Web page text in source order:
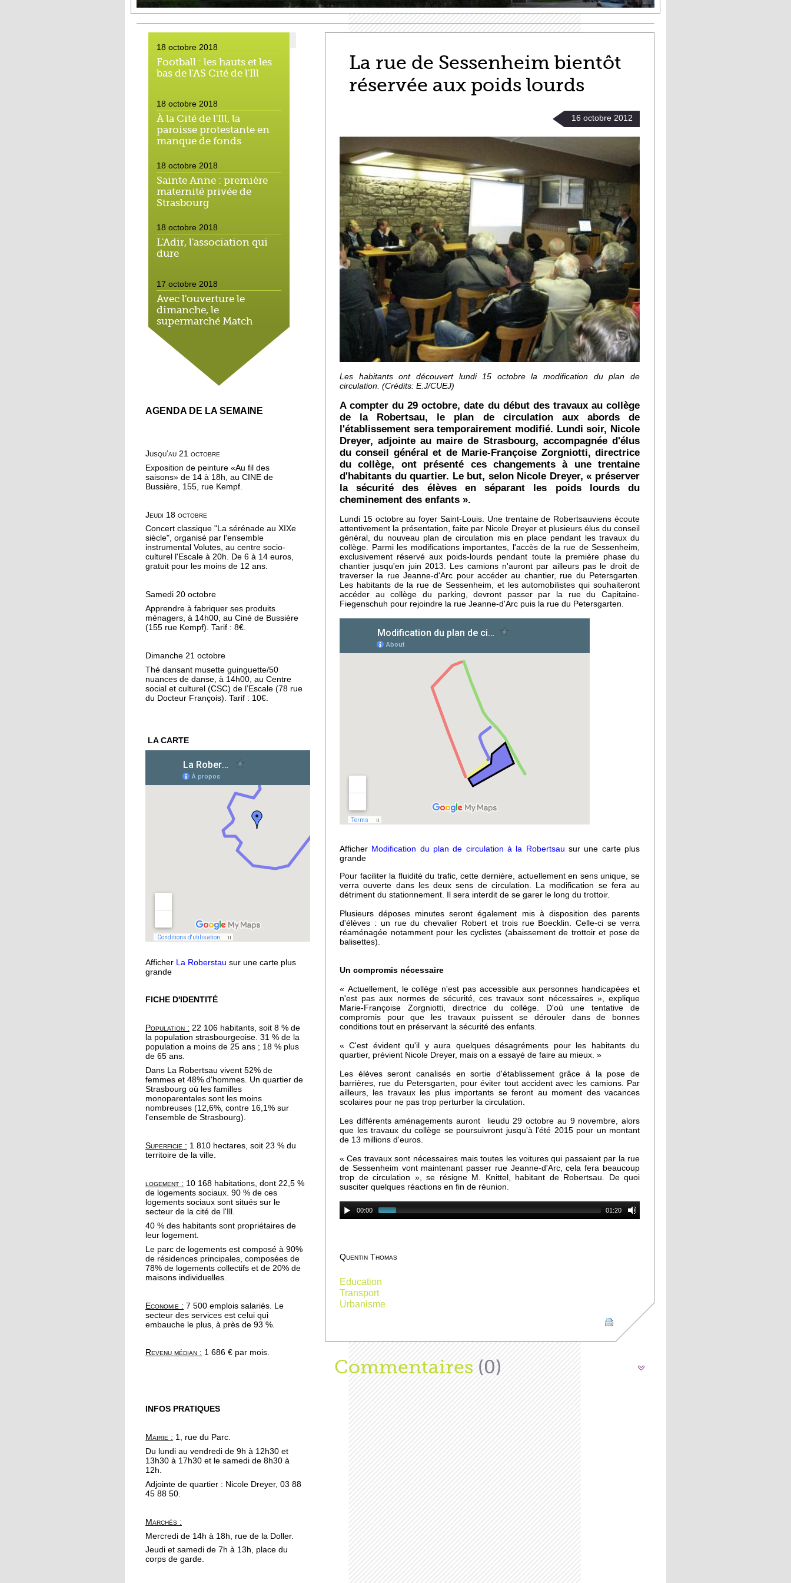
18 octobre 2018
Football : les hauts et les
bas de l'AS Cité de l'Ill
18 octobre 2018
À la Cité de l'Ill, la
paroisse protestante en
manque de fonds
18 octobre 2018
Sainte Anne : première
maternité privée de
Strasbourg
18 octobre 2018
L'Adir, l'association qui
dure
17 octobre 2018
Avec l'ouverture le
dimanche, le
supermarché Match
néglige le droit local
16 octobre 2018
On a testé pour vous : la
marche méditative dans
16 octobre 2018
Bouffée d'oxygène aux
Robertsau
16 octobre 2018
Conseil municipal : la
Cité de l'Ill et les quartiers
au coeur des débats
16 octobre 2018
La forêt de la Robertsau,
un écrin de biodiversité
15 octobre 2018
Végéman : le premier
kebab végan de
Strasbourg plébiscité
protection des animaux
15 octobre 2018
L'école Schwilgué en
Oser parler avec les
binettes", on nourrit le sol
sans produits chimiques
Initier les seniors aux
cosmétiques naturels
débarque à l'Escale
Le quartier reste une
valeur sûre pour les
promoteurs immobiliers
décline en peinture
19 octobre 2017
Le barrage de la
Robertsau sous bonne
garde
18 octobre 2017
" Y a pas d'âge pour le
yoga !"
Hapkido, l'autodéfense à
portée de main
17 octobre 2017
16 octobre 2017
commerces à la
Robertsau
13 octobre 2017
200 cyclistes manifestent
au pied du parlement
13 octobre 2017
Apéro Compost à l'Escale
: un deuxième rendez-
AGENDA DE LA SEMAINE
Jusqu’au 21 octobre
Exposition de peinture «Au fil des
saisons» de 14 à 18h, au CINE de
Bussière, 155, rue Kempf.
Jeudi 18 octobre
Concert classique "La sérénade au XIXe
siècle", organisé par l'ensemble
instrumental Volutes, au centre socio-
culturel l'Escale à 20h. De 6 à 14 euros,
gratuit pour les moins de 12 ans.
Samedi 20 octobre
Apprendre à fabriquer ses produits
ménagers, à 14h00, au Ciné de Bussière
(155 rue Kempf). Tarif : 8€.
Dimanche 21 octobre
Thé dansant musette guinguette/50
nuances de danse, à 14h00, au Centre
social et culturel (CSC) de l’Escale (78 rue
du Docteur François). Tarif : 10€.
LA CARTE
Afficher La Roberstau sur une carte plus
grande
FICHE D'IDENTITÉ
Population : 22 106 habitants, soit 8 % de
la population strasbourgeoise. 31 % de la
population a moins de 25 ans ; 18 % plus
de 65 ans.
Dans La Robertsau vivent 52% de
femmes et 48% d'hommes. Un quartier de
Strasbourg où les familles
monoparentales sont les moins
nombreuses (12,6%, contre 16,1% sur
l'ensemble de Strasbourg).
Superficie : 1 810 hectares, soit 23 % du
territoire de la ville.
logement : 10 168 habitations, dont 22,5 %
de logements sociaux. 90 % de ces
logements sociaux sont situés sur le
secteur de la cité de l'Ill.
40 % des habitants sont propriétaires de
leur logement.
Le parc de logements est composé à 90%
de résidences principales, composées de
78% de logements collectifs et de 20% de
maisons individuelles.
Economie : 7 500 emplois salariés. Le
secteur des services est celui qui
embauche le plus, à près de 93 %.
Revenu médian : 1 686 € par mois.
INFOS PRATIQUES
Mairie : 1, rue du Parc.
Du lundi au vendredi de 9h à 12h30 et
13h30 à 17h30 et le samedi de 8h30 à
12h.
Adjointe de quartier : Nicole Dreyer, 03 88
45 88 50.
Marchés :
Mercredi de 14h à 18h, rue de la Doller.
Jeudi et samedi de 7h à 13h, place du
corps de garde.
La rue de Sessenheim bientôt
réservée aux poids lourds
16 octobre 2012
Les habitants ont découvert lundi 15 octobre la modification du plan de
circulation. (Crédits: E.J/CUEJ)
A compter du 29 octobre, date du début des travaux au collège
de la Robertsau, le plan de circulation aux abords de
l'établissement sera temporairement modifié. Lundi soir, Nicole
Dreyer, adjointe au maire de Strasbourg, accompagnée d'élus
du conseil général et de Marie-Françoise Zorgniotti, directrice
du collège, ont présenté ces changements à une trentaine
d'habitants du quartier. Le but, selon Nicole Dreyer, « préserver
la sécurité des élèves en séparant les poids lourds du
cheminement des enfants ».
Lundi 15 octobre au foyer Saint-Louis. Une trentaine de Robertsauviens écoute
attentivement la présentation, faite par Nicole Dreyer et plusieurs élus du conseil
général, du nouveau plan de circulation mis en place pendant les travaux du
collège. Parmi les modifications importantes, l'accès de la rue de Sessenheim,
exclusivement réservé aux poids-lourds pendant toute la première phase du
chantier jusqu'en juin 2013. Les camions n'auront par ailleurs pas le droit de
traverser la rue Jeanne-d'Arc pour accéder au chantier, rue du Petersgarten.
Les habitants de la rue de Sessenheim, et les automobilistes qui souhaiteront
accéder au collège du parking, devront passer par la rue du Capitaine-
Fiegenschuh pour rejoindre la rue Jeanne-d'Arc puis la rue du Petersgarten.
Afficher Modification du plan de circulation à la Robertsau sur une carte plus
grande
Pour faciliter la fluidité du trafic, cette dernière, actuellement en sens unique, se
verra ouverte dans les deux sens de circulation. La modification se fera au
détriment du stationnement. Il sera interdit de se garer le long du trottoir.
Plusieurs déposes minutes seront également mis à disposition des parents
d'élèves : un rue du chevalier Robert et trois rue Boecklin. Celle-ci se verra
réaménagée notamment pour les cyclistes (abaissement de trottoir et pose de
balisettes).
Un compromis nécessaire
« Actuellement, le collège n'est pas accessible aux personnes handicapées et
n'est pas aux normes de sécurité, ces travaux sont nécessaires », explique
Marie-Françoise Zorgniotti, directrice du collège. D'où une tentative de
compromis pour que les travaux puissent se dérouler dans de bonnes
conditions tout en préservant la sécurité des enfants.
« C'est évident qu'il y aura quelques désagréments pour les habitants du
quartier, prévient Nicole Dreyer, mais on a essayé de faire au mieux. »
Les élèves seront canalisés en sortie d'établissement grâce à la pose de
barrières, rue du Petersgarten, pour éviter tout accident avec les camions. Par
ailleurs, les travaux les plus importants se feront au moment des vacances
scolaires pour ne pas trop perturber la circulation.
Les différents aménagements auront lieudu 29 octobre au 9 novembre, alors
que les travaux du collège se poursuivront jusqu'à l'été 2015 pour un montant
de 13 millions d'euros.
« Ces travaux sont nécessaires mais toutes les voitures qui passaient par la rue
de Sessenheim vont maintenant passer rue Jeanne-d'Arc, cela fera beaucoup
trop de circulation », se résigne M. Knittel, habitant de Robertsau. De quoi
susciter quelques réactions en fin de réunion.
00:00 01:20
Quentin Thomas
Education
Transport
Urbanisme
Afficher
Commentaires(0)